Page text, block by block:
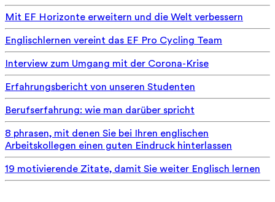
Mit EF Horizonte erweitern und die Welt verbessern
Englischlernen vereint das EF Pro Cycling Team
Interview zum Umgang mit der Corona-Krise
Erfahrungsbericht von unseren Studenten
Berufserfahrung: wie man darüber spricht
8 phrasen, mit denen Sie bei Ihren englischen
Arbeitskollegen einen guten Eindruck hinterlassen
19 motivierende Zitate, damit Sie weiter Englisch lernen